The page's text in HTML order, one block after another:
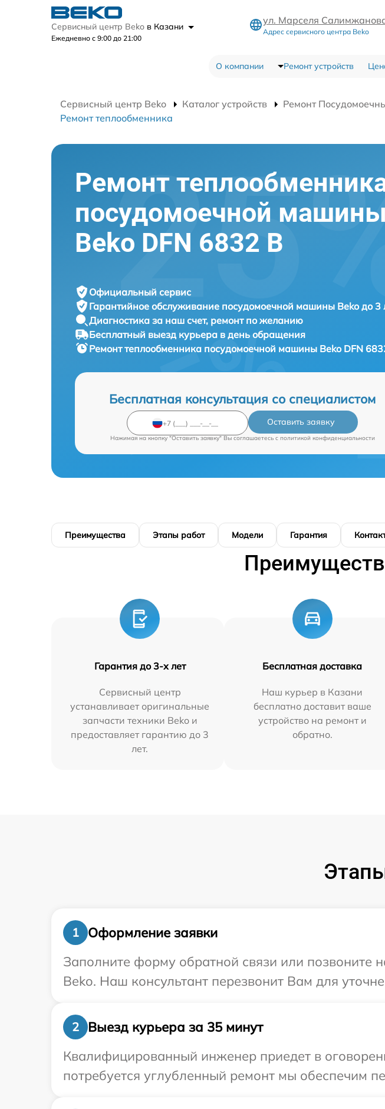
Сервисный центр Beko в Казани
Ежедневно с 9:00 до 21:00
ул. Марселя
Адрес сервисного центра Beko
О компании Ремонт устройств
Сервисный центр Beko Каталог устройств Ремонт
Ремонт теплообменника
Ремонт
посудомоечной машины
Beko DFN 6832 B
Официальный сервис
Гарантийное обслуживание посудомоечной машины Beko до 3
Диагностика за наш счет, ремонт по желанию
Бесплатный выезд курьера в день обращения
Ремонт теплообменника посудомоечной машины Beko DFN
Бесплатная консультация со специалистом
Оставить заявку
Нажимая на кнопку "Оставить заявку" Вы соглашаетесь c политикой конфиденциальности
Преимущества Этапы работ Модели Гарантия
Гарантия до 3-х лет
Сервисный центр
устанавливает оригинальные
запчасти техники Beko и
предоставляет гарантию до 3
лет.
Бесплатная доставка
Наш курьер в Казани
бесплатно доставит ваше
устройство на ремонт и
обратно.
1
Оформление заявки
Заполните форму обратной связи или позвоните
Beko. Наш консультант перезвонит Вам для
2
Выезд курьера за 35 минут
Квалифицированный инженер приедет в
потребуется углубленный ремонт мы обеспечим